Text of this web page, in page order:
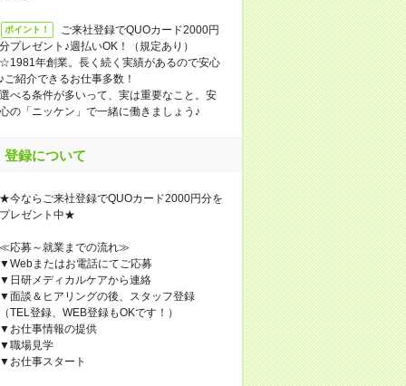
ポイント！
ご来社登録でQUOカード2000円
プレゼント♪週払いOK！（規定あり）
年創業。長く続く実績があるので安心
ご紹介できるお仕事多数！
べる条件が多いって、実は重要なこと。安
の「ニッケン」で一緒に働きましょう♪
登録について
今ならご来社登録でQUOカード2000円分を
レゼント中★
応募～就業までの流れ≫
またはお電話にてご応募
日研メディカルケアから連絡
面談＆ヒアリングの後、スタッフ登録
TEL登録、WEB登録もOKです！）
お仕事情報の提供
職場見学
お仕事スタート